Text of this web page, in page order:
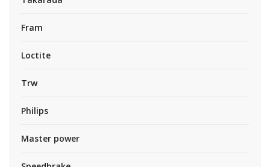
Fram
Loctite
Trw
Philips
Master power